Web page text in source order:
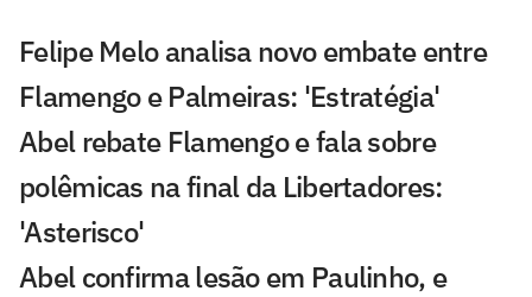
Felipe Melo analisa novo embate entre
Flamengo e Palmeiras: 'Estratégia'
Abel rebate Flamengo e fala sobre
polêmicas na final da Libertadores:
'Asterisco'
Abel confirma lesão em Paulinho, e